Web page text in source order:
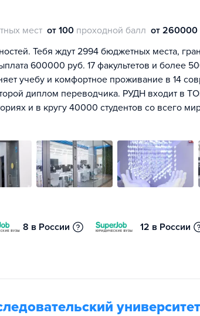
мест от 100 проходной балл от 260000
Тебя ждут 2994 бюджетных места,
600000 руб. 17 факультетов и более
учебу и комфортное проживание в 14
диплом переводчика. РУДН входит в
и в кругу 40000 студентов со всего
8 в России 12 в России